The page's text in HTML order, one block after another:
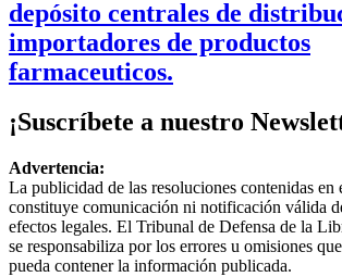
depósito centrales de
importadores de productos
farmaceuticos.
¡Suscríbete a nuestro
Advertencia:
La publicidad de las resoluciones contenidas en
constituye comunicación ni notificación válida
efectos legales. El Tribunal de Defensa de la
se responsabiliza por los errores u omisiones
pueda contener la información publicada.